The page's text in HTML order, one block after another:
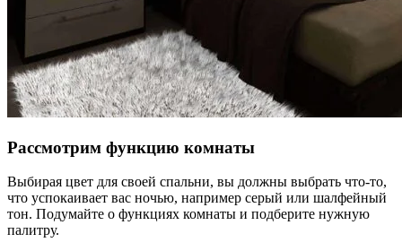
Рассмотрим функцию комнаты
Выбирая цвет для своей спальни, вы должны выбрать что-то,
что успокаивает вас ночью, например серый или шалфейный
тон. Подумайте о функциях комнаты и подберите нужную
палитру.